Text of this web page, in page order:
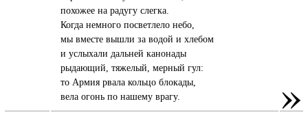
похожее на радугу слегка.
Когда немного посветлело небо,
мы вместе вышли за водой и хлебом
и услыхали дальней канонады
рыдающий, тяжелый, мерный гул:
то Армия рвала кольцо блокады,
вела огонь по нашему врагу.
»